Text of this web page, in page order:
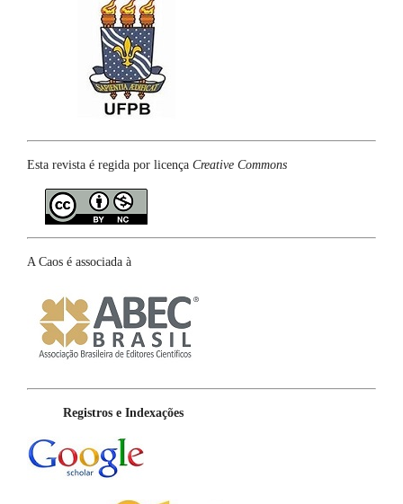
Esta revista é regida por licença Creative Commons
A Caos é associada à
Registros e Indexações